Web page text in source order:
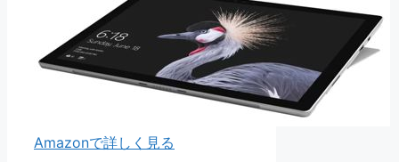
Amazonで詳しく見る